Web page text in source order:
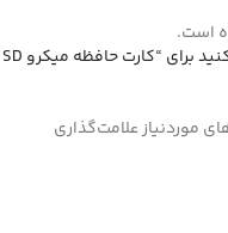
است.
اولین نفری باشید که دیدگاهی را ارسال می کنید برای “کارت حافظه میکرو SD
موردنیاز علامت‌گذاری